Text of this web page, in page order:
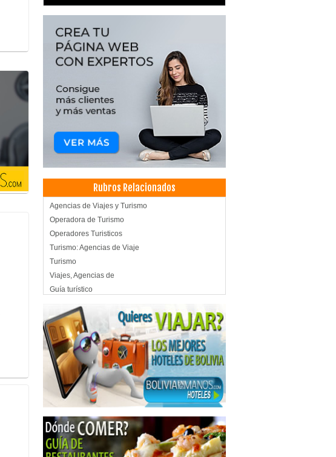
Rubros Relacionados
Agencias de Viajes y Turismo
Operadora de Turismo
Operadores Turisticos
Turismo: Agencias de Viaje
Turismo
Viajes, Agencias de
Guía turístico
Turismo Comunitario
Rafting